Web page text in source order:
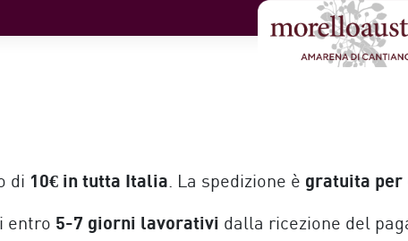
di 10€ in tutta Italia. La spedizione è gratuita per
entro 5-7 giorni lavorativi dalla ricezione del